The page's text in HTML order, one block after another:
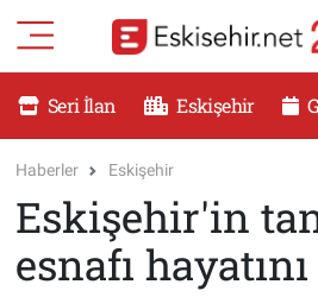
Seri İlan Eskişehir
Haberler Eskişehir
Eskişehir'in
esnafı
RESMİ İLANLAR
DÜNYA
SAĞLIK
Eskişehir Nöbetçi Eczaneler
Eskişehir Namaz Vakitleri
Eskişehir Trafik Yoğunluk